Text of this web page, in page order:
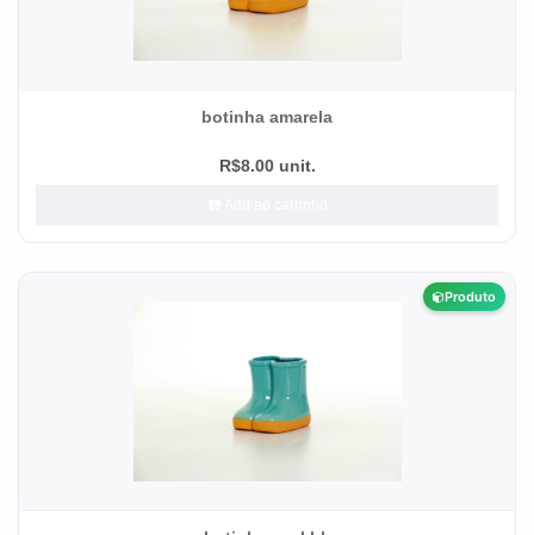
botinha amarela
R$8.00 unit.
Produto